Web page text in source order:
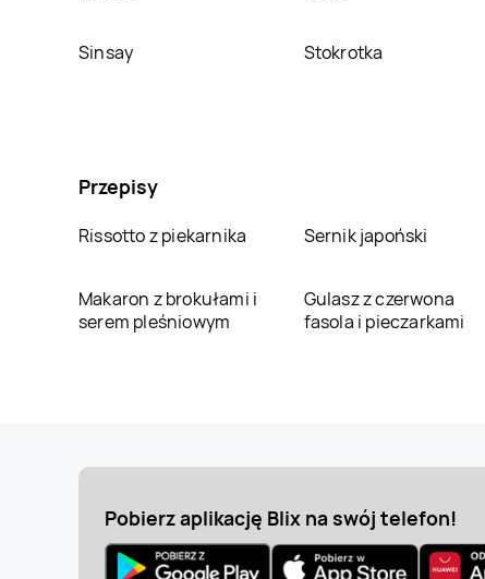
Sinsay Stokrotka
Przepisy
Rissotto z piekarnika Sernik japoński
Makaron z brokułami i
serem pleśniowym
Gulasz z czerwona
fasola i pieczarkami
Pobierz aplikację Blix na swój telefon!